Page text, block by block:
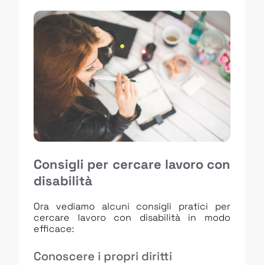
Consigli per cercare lavoro con
disabilità
Ora vediamo alcuni consigli pratici per
cercare lavoro con disabilità in modo
efficace:
Conoscere i propri diritti